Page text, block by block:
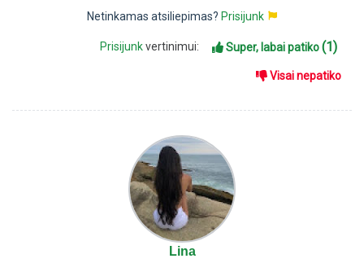
Netinkamas atsiliepimas? Prisijunk
Prisijunkvertinimui: Super, labai patiko(1)
Visai nepatiko
Lina